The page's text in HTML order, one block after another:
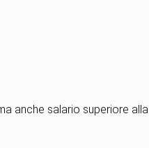
anche salario superiore alla